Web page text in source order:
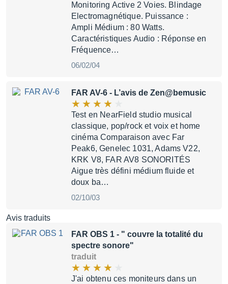
Monitoring Active 2 Voies. Blindage
Electromagnétique. Puissance :
Ampli Médium : 80 Watts.
Caractéristiques Audio : Réponse en
Fréquence…
06/02/04
FAR AV-6 - L’avis de Zen@bemusic
Test en NearField studio musical
classique, pop/rock et voix et home
cinéma Comparaison avec Far
Peak6, Genelec 1031, Adams V22,
KRK V8, FAR AV8 SONORITÉS
Aigue très défini médium fluide et
doux ba…
02/10/03
Avis traduits
FAR OBS 1 - " couvre la totalité du
spectre sonore"
traduit
J'ai obtenu ces moniteurs dans un